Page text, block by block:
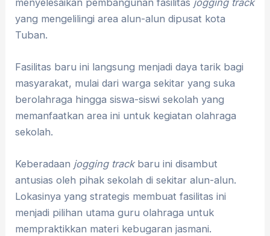
yang mengelilingi area alun-alun dipusat kota
Tuban.
Fasilitas baru ini langsung menjadi daya tarik bagi
masyarakat, mulai dari warga sekitar yang suka
berolahraga hingga siswa-siswi sekolah yang
memanfaatkan area ini untuk kegiatan olahraga
sekolah.
Keberadaan jogging trackbaru ini disambut
antusias oleh pihak sekolah di sekitar alun-alun.
Lokasinya yang strategis membuat fasilitas ini
menjadi pilihan utama guru olahraga untuk
mempraktikkan materi kebugaran jasmani.